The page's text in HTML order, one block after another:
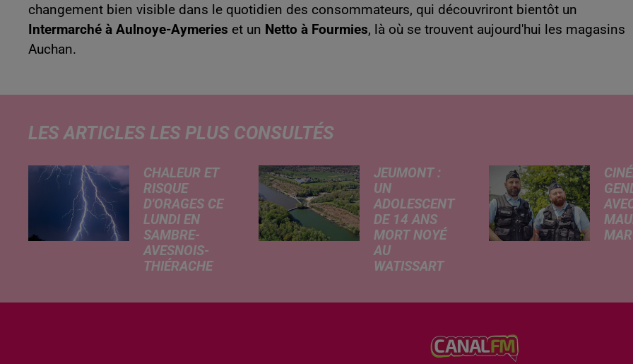
changement bien visible dans le quotidien des consommateurs, qui découvriront bientôt un
Intermarché à Aulnoye-Aymeries et un Netto à Fourmies, là où se trouvent aujourd'hui les magasins
Auchan.
LES ARTICLES LES PLUS CONSULTÉS
CHALEUR ET
RISQUE
D'ORAGES CE
LUNDI EN
SAMBRE-
AVESNOIS-
THIÉRACHE
JEUMONT :
UN
ADOLESCENT
DE 14 ANS
MORT NOYÉ
AU
WATISSART
lundi par nos
confrères de La
de la